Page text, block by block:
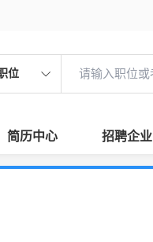
位
简历中心 招聘企业